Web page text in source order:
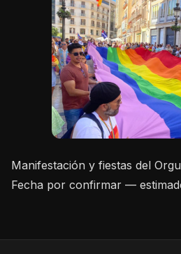
Manifestación y fiestas del
Fecha por confirmar —